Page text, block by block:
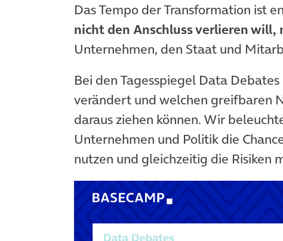
Das Tempo der Transformation ist
nicht den Anschluss verlieren will,
Unternehmen, den Staat und
Bei den Tagesspiegel Data
verändert und welchen greifbaren
daraus ziehen können. Wir
Unternehmen und Politik die
nutzen und gleichzeitig die Risiken